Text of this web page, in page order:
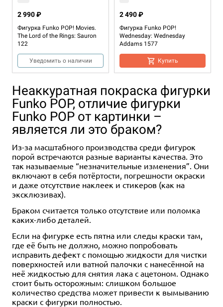
Фигурка Funko POP! Movies.
The Lord of the Rings: Sauron
122
2 990 ₽
Уведомить о наличии
Фигурка Funko POP!
Wednesday: Wednesday
Addams 1577
2 490 ₽
Купить
3+
Фигурка Funko POP! Disney
Pirates of the Caribbean: Jack
2 490 ₽
Купить
Неаккуратная покраска фигурки
Funko POP, отличие фигурки
Funko POP от картинки –
является ли это браком?
Из-за масштабного производства среди фигурок
порой встречаются разные варианты качества. Это
так называемые “незначительные изменения”. Они
включают в себя потёртости, погрешности окраски
и даже отсутствие наклеек и стикеров (как на
эксклюзивах).
Браком считается только отсутствие или поломка
каких-либо деталей.
Если на фигурке есть пятна или следы краски там,
где её быть не должно, можно попробовать
исправить дефект с помощью жидкости для чистки
поверхностей или ватной палочки с нанесённой на
неё жидкостью для снятия лака с ацетоном. Однако
стоит быть осторожным: слишком большое
количество средства может привести к вымыванию
краски с фигурки полностью.